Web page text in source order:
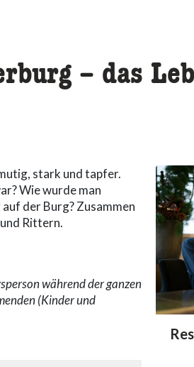
– das
stark und tapfer.
Wie wurde man
der Burg? Zusammen
Rittern.
während der ganzen
(Kinder und